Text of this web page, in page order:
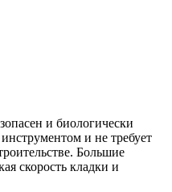
и биологически
и не требует
Большие
скорость кладки и